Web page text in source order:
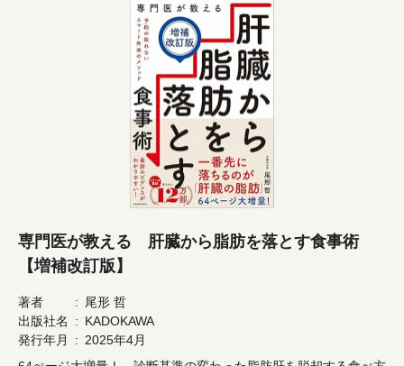
専門医が教える 肝臓から脂肪を落とす食事術
【増補改訂版】
著者
尾形 哲
出版社名
KADOKAWA
発行年月
2025年4月